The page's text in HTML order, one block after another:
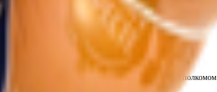
от 30.05.2003г выдано Гомельским облисполкомом